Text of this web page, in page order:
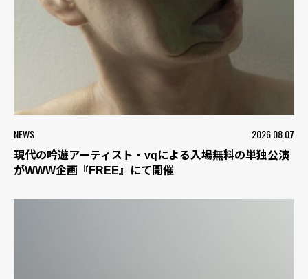
NEWS 2026.08.07
現代の吟遊アーティスト・vqによる入場無料の単独公演
がWWW企画『FREE』にて開催